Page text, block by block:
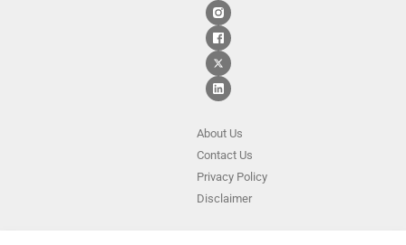
About Us
ContactUs
Privacy Policy
Disclaimer